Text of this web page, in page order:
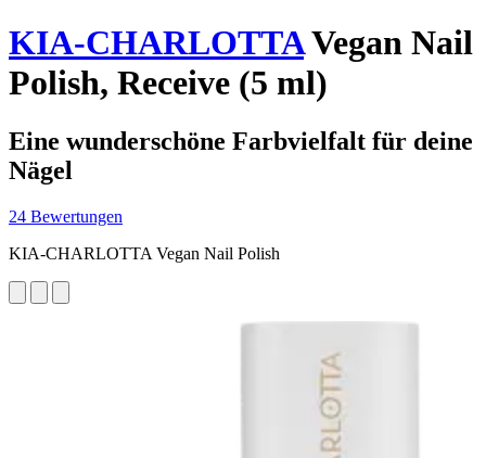
KIA-CHARLOTTAVegan Nail
Polish, Receive (5 ml)
Eine wunderschöne Farbvielfalt für deine
Nägel
24 Bewertungen
KIA-CHARLOTTA Vegan Nail Polish